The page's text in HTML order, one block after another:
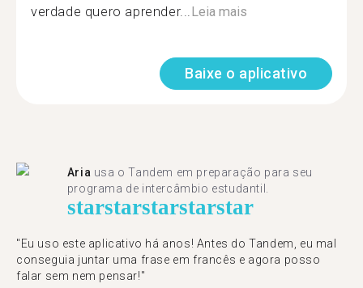
verdade quero aprender...Leia mais
Baixe o aplicativo
Aria usa o Tandem em preparação para seu
programa de intercâmbio estudantil.
starstarstarstarstar
"​​Eu uso este aplicativo há anos! Antes do Tandem, eu mal
conseguia juntar uma frase em francês e agora posso
falar sem nem pensar!"